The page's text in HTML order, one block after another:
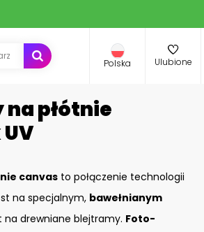
Polska Ulubione
płótnie
canvas to połączenie technologii
na specjalnym, bawełnianym
na drewniane blejtramy. Foto-